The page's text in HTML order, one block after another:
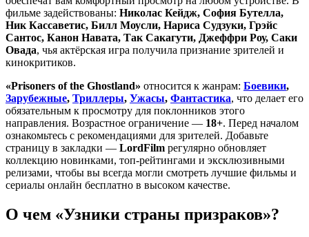
фильме задействованы: Николас Кейдж, София Бутелла,
Ник Кассаветис, Билл Моусли, Нариса Судзуки, Грэйс
Сантос, Канон Навата, Так Сакагути, Джеффри Роу, Саки
Овада, чья актёрская игра получила признание зрителей и
кинокритиков.
«Prisoners of the Ghostland» относится к жанрам: Боевики,
Зарубежные, Триллеры, Ужасы, Фантастика, что делает его
обязательным к просмотру для поклонников этого
направления. Возрастное ограничение — 18+. Перед началом
ознакомьтесь с рекомендациями для зрителей. Добавьте
страницу в закладки — LordFilm регулярно обновляет
коллекцию новинками, топ-рейтингами и эксклюзивными
релизами, чтобы вы всегда могли смотреть лучшие фильмы и
сериалы онлайн бесплатно в высоком качестве.
О чем «Узники страны призраков»?